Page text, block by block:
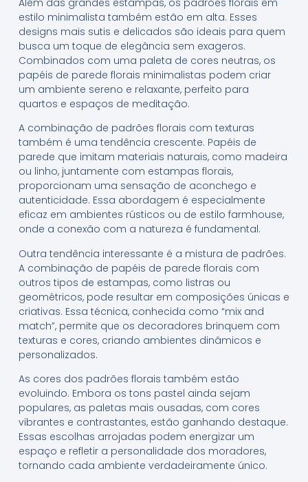
estilo minimalista também estão em alta. Esses
designs mais sutis e delicados são ideais para quem
busca um toque de elegância sem exageros.
Combinados com uma paleta de cores neutras, os
papéis de parede florais minimalistas podem criar
um ambiente sereno e relaxante, perfeito para
quartos e espaços de meditação.
A combinação de padrões florais com texturas
também é uma tendência crescente. Papéis de
parede que imitam materiais naturais, como madeira
ou linho, juntamente com estampas florais,
proporcionam uma sensação de aconchego e
autenticidade. Essa abordagem é especialmente
eficaz em ambientes rústicos ou de estilo farmhouse,
onde a conexão com a natureza é fundamental.
Outra tendência interessante é a mistura de padrões.
A combinação de papéis de parede florais com
outros tipos de estampas, como listras ou
geométricos, pode resultar em composições únicas e
criativas. Essa técnica, conhecida como “mix and
match”, permite que os decoradores brinquem com
texturas e cores, criando ambientes dinâmicos e
personalizados.
As cores dos padrões florais também estão
evoluindo. Embora os tons pastel ainda sejam
populares, as paletas mais ousadas, com cores
vibrantes e contrastantes, estão ganhando destaque.
Essas escolhas arrojadas podem energizar um
espaço e refletir a personalidade dos moradores,
tornando cada ambiente verdadeiramente único.